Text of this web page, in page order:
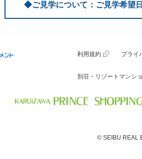
◆ご見学について：ご見学希望
利用規約 プライ
別荘・リゾートマンシ
© SEIBU REAL